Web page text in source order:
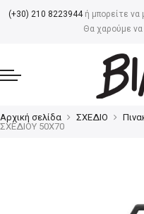
(+30) 210 8223944ή μπορείτε να
Θα χαρούμε
Αρχική σελίδα ΣΧΕΔΙΟ
ΣΧΕΔΙΟΥ 50Χ70